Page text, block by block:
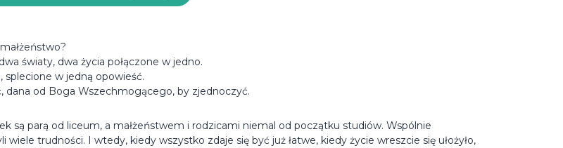
światy, dwa życia połączone w jedno.
splecione w jedną opowieść.
dana od Boga Wszechmogącego, by zjednoczyć.
są parą od liceum, a małżeństwem i rodzicami niemal od początku studiów. Wspólnie
wiele trudności. I wtedy, kiedy wszystko zdaje się być już łatwe, kiedy życie wreszcie się ułożyło,